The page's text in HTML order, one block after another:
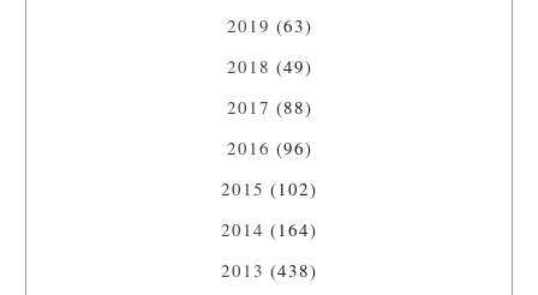
2019 (63)
2018 (49)
2017 (88)
2016 (96)
2015 (102)
2014 (164)
2013 (438)